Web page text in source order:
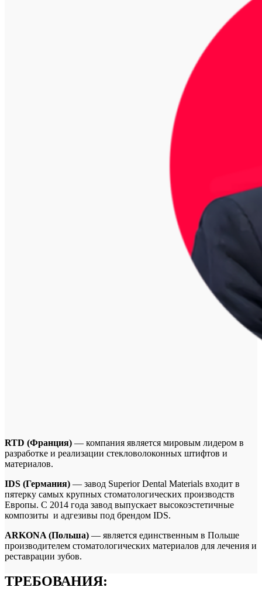
RTD (Франция) — компания является мировым лидером в
разработке и реализации стекловолоконных штифтов и
материалов.
IDS (Германия) — завод Superior Dental Materials входит в
пятерку самых крупных стоматологических производств
Европы. С 2014 года завод выпускает высокоэстетичные
композиты и адгезивы под брендом IDS.
ARKONA (Польша) — является единственным в Польше
производителем стоматологических материалов для лечения и
реставрации зубов.
ТРЕБОВАНИЯ: